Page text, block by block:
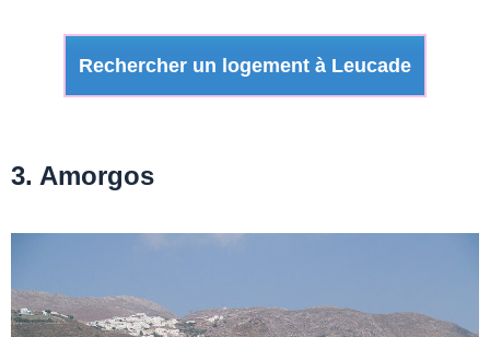
Rechercher un logement à Leucade
3. Amorgos